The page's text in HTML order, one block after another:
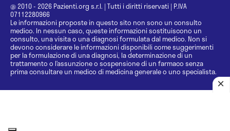
@ 2010 - 2026 Pazienti.org s.r.l. | Tutti i diritti riservati | P.IVA
07112280966
Le informazioni proposte in questo sito non sono un consulto
medico. In nessun caso, queste informazioni sostituiscono un
consulto, una visita o una diagnosi formulata dal medico. Non si
devono considerare le informazioni disponibili come suggerimenti
per la formulazione di una diagnosi, la determinazione di un
trattamento o l’assunzione o sospensione di un farmaco senza
prima consultare un medico di medicina generale o uno specialista.